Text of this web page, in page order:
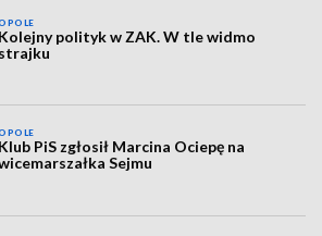
Kolejny polityk w ZAK. W tle widmo
strajku
Klub PiS zgłosił Marcina Ociepę na
Sejmu